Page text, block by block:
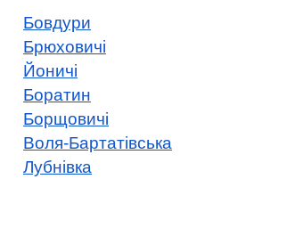
Бовдури
Брюховичі
Йоничі
Боратин
Борщовичі
Воля-Бартатівська
Лубнівка